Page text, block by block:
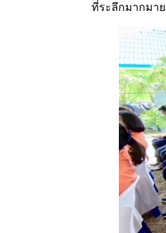
ที่ระลึกมากมา